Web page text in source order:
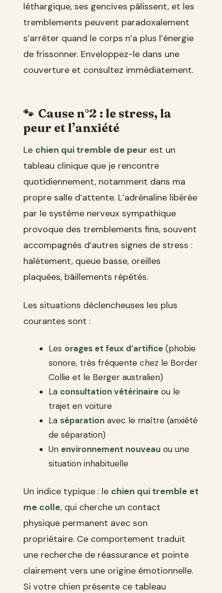
léthargique, ses gencives pâlissent, et les
tremblements peuvent paradoxalement
s’arrêter quand le corps n’a plus l’énergie
de frissonner. Enveloppez-le dans une
couverture et consultez immédiatement.
Cause n°2 : le stress, la
peur et l’anxiété
Le chien qui tremble de peur est un
tableau clinique que je rencontre
quotidiennement, notamment dans ma
propre salle d’attente. L’adrénaline libérée
par le système nerveux sympathique
provoque des tremblements fins, souvent
accompagnés d’autres signes de stress :
halètement, queue basse, oreilles
plaquées, bâillements répétés.
Les situations déclencheuses les plus
courantes sont :
Les orages et feux d’artifice (phobie
sonore, très fréquente chez le Border
Collie et le Berger australien)
La consultation vétérinaire ou le
trajet en voiture
La séparation avec le maître (anxiété
de séparation)
Un environnement nouveau ou une
situation inhabituelle
Un indice typique : le chien qui tremble et
me colle, qui cherche un contact
physique permanent avec son
propriétaire. Ce comportement traduit
une recherche de réassurance et pointe
clairement vers une origine émotionnelle.
Si votre chien présente ce tableau